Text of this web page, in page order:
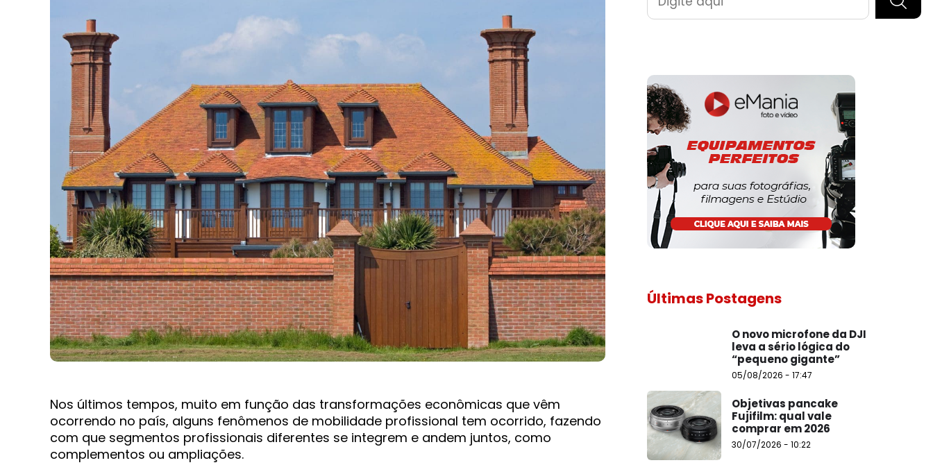
Nos últimos tempos, muito em função das transformações econômicas que vêm
ocorrendo no país, alguns fenômenos de mobilidade profissional tem ocorrido, fazendo
com que segmentos profissionais diferentes se integrem e andem juntos, como
complementos ou ampliações.
Últimas Postagens
O novo microfone da DJI
leva a sério lógica do
“pequeno gigante”
05/08/2026 - 17:47
Objetivas pancake
Fujifilm: qual vale
comprar em 2026
30/07/2026 - 10:22